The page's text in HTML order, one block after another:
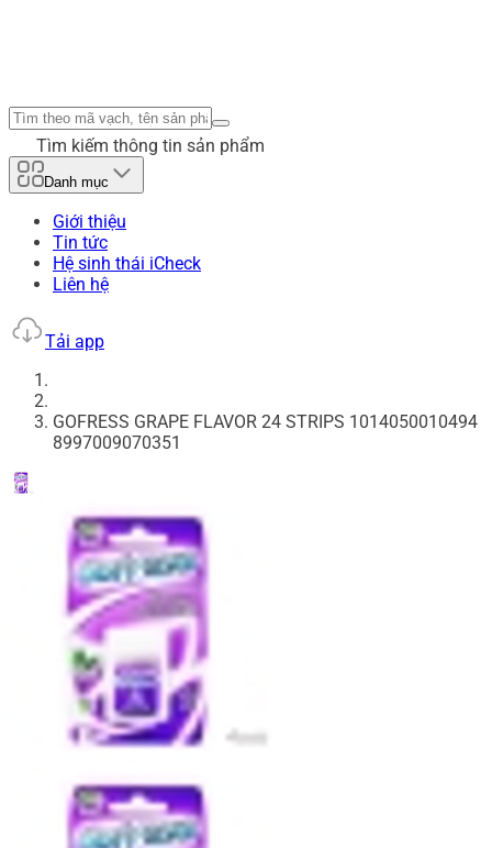
Tìm kiếm thông tin sản phẩm
Danh mục
Giới thiệu
Tin tức
Hệ sinh thái iCheck
Liên hệ
Tải app
GOFRESS GRAPE FLAVOR 24 STRIPS 1014050010494
8997009070351